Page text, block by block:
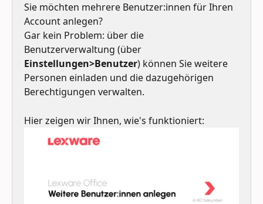
Sie möchten mehrere Benutzer:innen für Ihren
Account anlegen?
Gar kein Problem: über die
Benutzerverwaltung (über
Einstellungen>Benutzer) können Sie weitere
Personen einladen und die dazugehörigen
Berechtigungen verwalten.
Hier zeigen wir Ihnen, wie's funktioniert: